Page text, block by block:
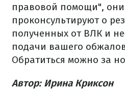
правовой помощи",
проконсультируют о
полученных от ВЛК и
подачи вашего
Обратиться можно за
Автор: Ирина Криксон